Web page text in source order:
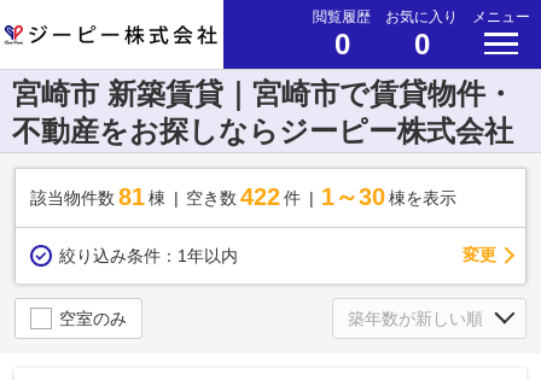
閲覧履歴
0
お気に入り
0
メニュー
宮崎市 新築賃貸｜宮崎市で賃貸物件・
不動産をお探しならジーピー株式会社
該当物件数 81棟 空き数 422 件 1～30 棟を表示
絞り込み条件： 1年以内 変更
空室のみ